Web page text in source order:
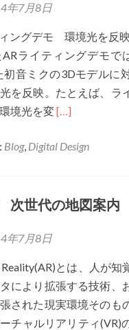
年7月8日
ングデモ 環境光を反
ライティングデモで
初音ミクの3Dモデルに
を反映。たとえば、ラ
境光を変Read
about
ー
[…]
Blog, Digital Design
世代の地図案内
年7月8日
とは、人が知
により拡張する技術、
された現実環境そのも
チャルリアリティ(VR)